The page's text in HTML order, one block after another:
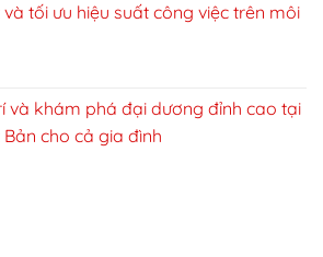
tối ưu hiệu suất công việc trên môi
và khám phá đại dương đỉnh cao tại
cho cả gia đình